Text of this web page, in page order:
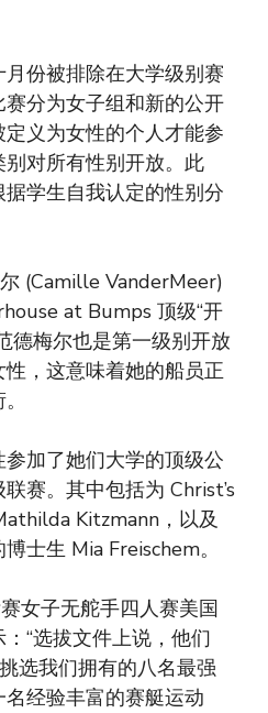
份被排除在大学级别赛
分为女子组和新的公开
义为女性的个人才能参
对所有性别开放。此
学生自我认定的性别分
(Camille VanderMeer)
at Bumps 顶级“开
德梅尔也是第一级别开放
，这意味着她的船员正
加了她们大学的顶级公
赛。其中包括为 Christ’s
Kitzmann，以及
士生 Mia Freischem。
女子无舵手四人赛美国
“选拔文件上说，他们
选我们拥有的八名最强
经验丰富的赛艇运动